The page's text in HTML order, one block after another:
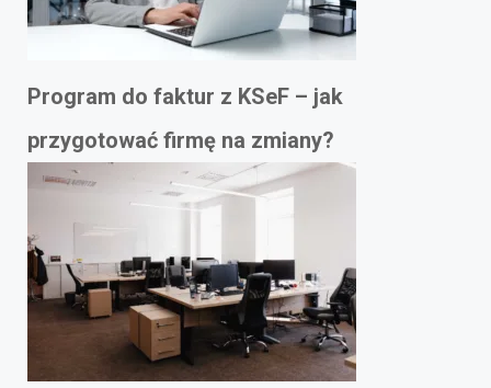
Program do faktur z KSeF – jak
przygotować firmę na zmiany?